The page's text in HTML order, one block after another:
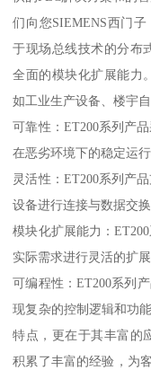
们向您SIEMENS西门
于现场总线技术的分布
全面的模块化扩展能力
如工业生产设备、楼宇
可靠性：ET200系列产
在恶劣环境下的稳定运行
灵活性：ET200系列产
设备进行连接与数据交换
模块化扩展能力：
实际需求进行灵活的扩展
可编程性：ET200系列
现复杂的控制逻辑和功
特点，更在于其丰富的
积累了丰富的经验，为